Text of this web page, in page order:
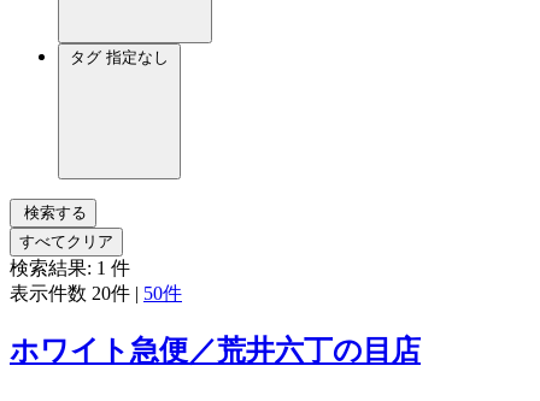
タグ 指定なし
検索する
すべてクリア
検索結果: 1 件
表示件数 20件 | 50件
ホワイト急便／荒井六丁の目店